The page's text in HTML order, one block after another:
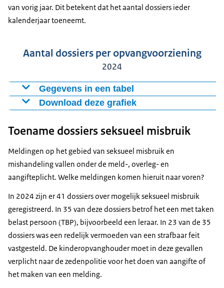
van vorig jaar. Dit betekent dat het aantal dossiers ieder
kalenderjaar toeneemt.
Aantal dossiers per opvangvoorziening
2024
Gegevens in een tabel
Soort opvangvoorzieningAantal dossiers in 2024
Buitenschoolse opvang 101
Download deze grafiek
Download CSV-bestand
Toename dossiers seksueel misbruik
Meldingen op het gebied van seksueel misbruik en
mishandeling vallen onder de meld-, overleg- en
aangifteplicht. Welke meldingen komen hieruit naar voren?
In 2024 zijn er 41 dossiers over mogelijk seksueel misbruik
geregistreerd. In 35 van deze dossiers betrof het een met taken
belast persoon (TBP), bijvoorbeeld een leraar. In 23 van de 35
dossiers was een redelijk vermoeden van een strafbaar feit
vastgesteld. De kinderopvanghouder moet in deze gevallen
verplicht naar de zedenpolitie voor het doen van aangifte of
het maken van een melding.